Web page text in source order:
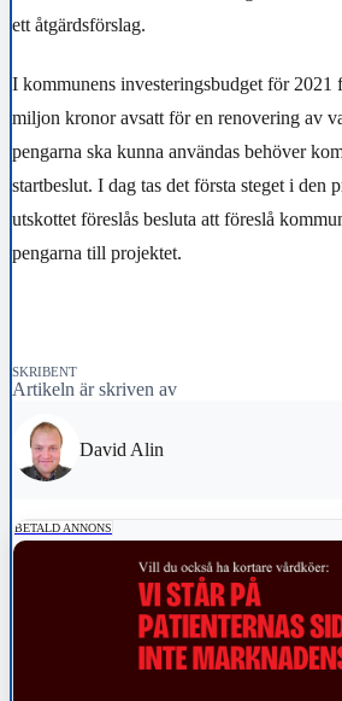
ett åtgärdsförslag.
I kommunens investeringsbudget för 2021
miljon kronor avsatt för en renovering av
pengarna ska kunna användas behöver
startbeslut. I dag tas det första steget i den
utskottet föreslås besluta att föreslå
pengarna till projektet.
SKRIBENT
Artikeln är skriven av
David Alin
BETALD ANNONS